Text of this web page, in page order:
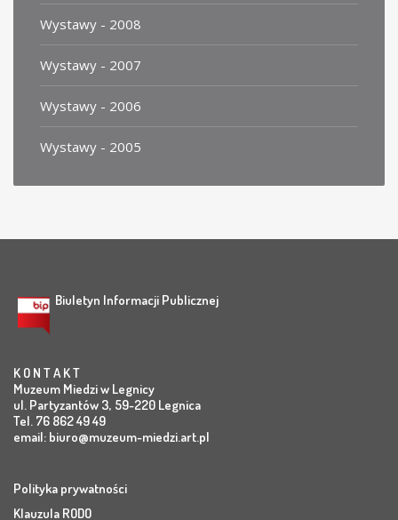
Wystawy - 2008
Wystawy - 2007
Wystawy - 2006
Wystawy - 2005
Biuletyn Informacji Publicznej
K O N T A K T
Muzeum Miedzi w Legnicy
ul. Partyzantów 3, 59-220 Legnica
Tel. 76 862 49 49
email: biuro@muzeum-miedzi.art.pl
Polityka prywatności
Klauzula RODO